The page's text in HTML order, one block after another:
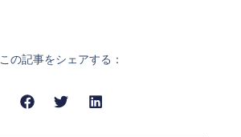
この記事をシェアする：